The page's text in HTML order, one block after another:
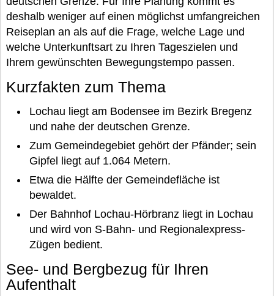
deshalb weniger auf einen möglichst umfangreichen
Reiseplan an als auf die Frage, welche Lage und
welche Unterkunftsart zu Ihren Tageszielen und
Ihrem gewünschten Bewegungstempo passen.
Kurzfakten zum Thema
Lochau liegt am Bodensee im Bezirk Bregenz
und nahe der deutschen Grenze.
Zum Gemeindegebiet gehört der Pfänder; sein
Gipfel liegt auf 1.064 Metern.
Etwa die Hälfte der Gemeindefläche ist
bewaldet.
Der Bahnhof Lochau-Hörbranz liegt in Lochau
und wird von S-Bahn- und Regionalexpress-
Zügen bedient.
See- und Bergbezug für Ihren
Aufenthalt